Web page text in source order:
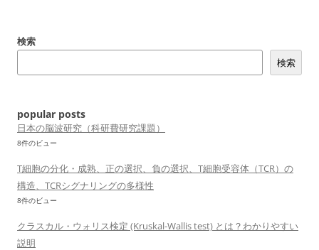
ー
検索
検索
popular posts
日本の脳波研究（科研費研究課題）
8件のビュー
T細胞の分化・成熟、正の選択、負の選択、T細胞受容体（TCR）の
構造、TCRシグナリングの多様性
8件のビュー
クラスカル・ウォリス検定 (Kruskal-Wallis test) とは？わかりやすい
説明